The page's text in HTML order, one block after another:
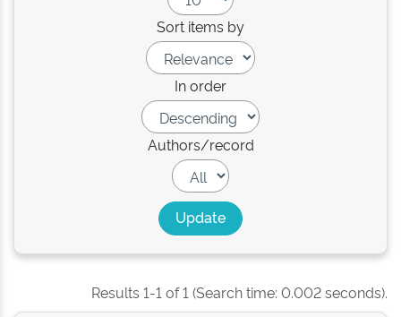
Sort items by
In order
Authors/record
Results 1-1 of 1 (Search time: 0.002 seconds).